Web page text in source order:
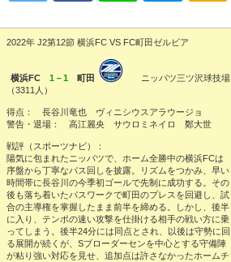
2022年 J2第12節 横浜FC VS FC町田ゼルビア
横浜FC 1－1 町田
ニッパツ三ツ沢球技場
（3311人）
得点： 長谷川竜也 ヴィニシウスアラウージョ
警告・退場： 高江麗央 サウロミネイロ 鄭大世
戦評（スポーツナビ）：
陽気に包まれたニッパツで、ホーム全勝中の横浜FCは
序盤から丁寧なパス回しを披露。リズムをつかみ、早い
時間帯に長谷川の今季初ゴールで先制に成功する。その
後も落ち着いたパスワークで町田のプレスを回避し、試
合の主導権を掌握したまま前半を締める。しかし、後半
に入り、テンポの速い攻撃を仕掛ける相手の戦い方に乗
ってしまう。後半24分には同点とされ、以後は守勢に回
る展開が続くが、Sブローダーセンを中心とする守備陣
が粘り強い対応を見せ、追加点は許さなかったホームチ